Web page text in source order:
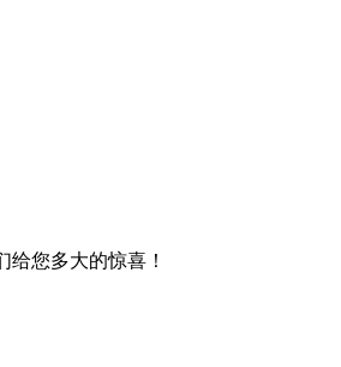
您多大的惊喜！